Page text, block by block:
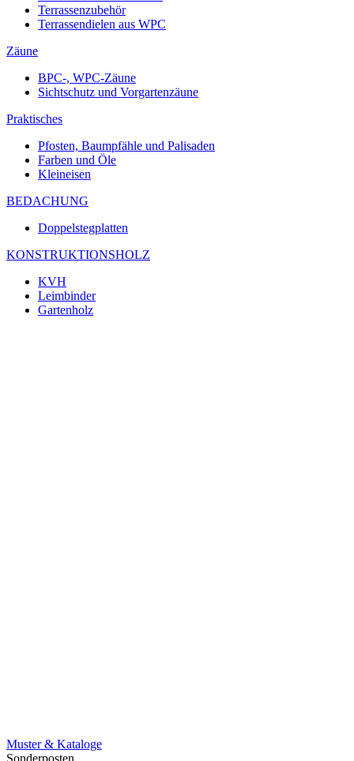
Terrassenzubehör
Terrassendielen aus WPC
Zäune
BPC-, WPC-Zäune
Sichtschutz und Vorgartenzäune
Praktisches
Pfosten, Baumpfähle und Palisaden
Farben und Öle
Kleineisen
BEDACHUNG
Doppelstegplatten
KONSTRUKTIONSHOLZ
KVH
Leimbinder
Gartenholz
Muster & Kataloge
Sonderposten